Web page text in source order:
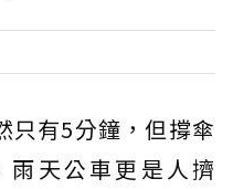
只有5分鐘，但撐傘
天公車更是人擠